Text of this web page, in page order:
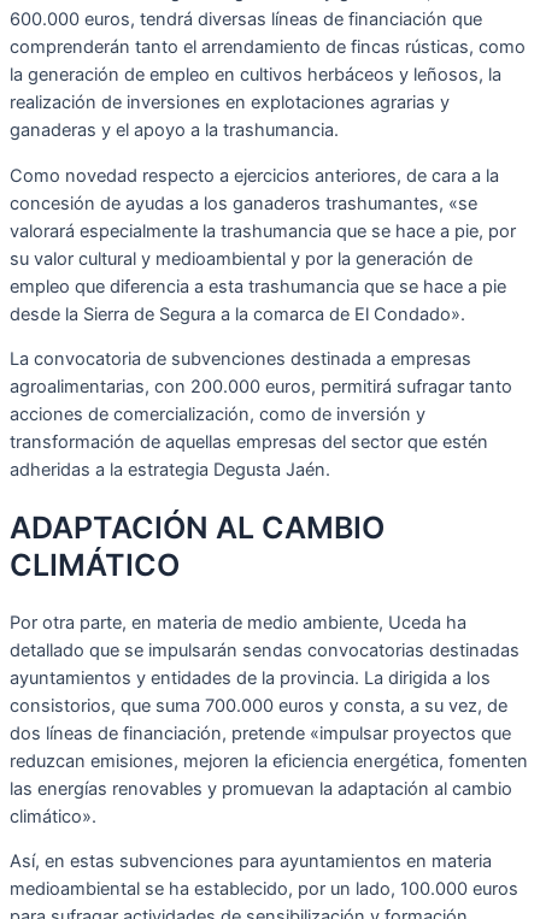
600.000 euros, tendrá diversas líneas de financiación que
comprenderán tanto el arrendamiento de fincas rústicas, como
la generación de empleo en cultivos herbáceos y leñosos, la
realización de inversiones en explotaciones agrarias y
ganaderas y el apoyo a la trashumancia.
Como novedad respecto a ejercicios anteriores, de cara a la
concesión de ayudas a los ganaderos trashumantes, «se
valorará especialmente la trashumancia que se hace a pie, por
su valor cultural y medioambiental y por la generación de
empleo que diferencia a esta trashumancia que se hace a pie
desde la Sierra de Segura a la comarca de El Condado».
La convocatoria de subvenciones destinada a empresas
agroalimentarias, con 200.000 euros, permitirá sufragar tanto
acciones de comercialización, como de inversión y
transformación de aquellas empresas del sector que estén
adheridas a la estrategia Degusta Jaén.
ADAPTACIÓN AL CAMBIO
CLIMÁTICO
Por otra parte, en materia de medio ambiente, Uceda ha
detallado que se impulsarán sendas convocatorias destinadas
ayuntamientos y entidades de la provincia. La dirigida a los
consistorios, que suma 700.000 euros y consta, a su vez, de
dos líneas de financiación, pretende «impulsar proyectos que
reduzcan emisiones, mejoren la eficiencia energética, fomenten
las energías renovables y promuevan la adaptación al cambio
climático».
Así, en estas subvenciones para ayuntamientos en materia
medioambiental se ha establecido, por un lado, 100.000 euros